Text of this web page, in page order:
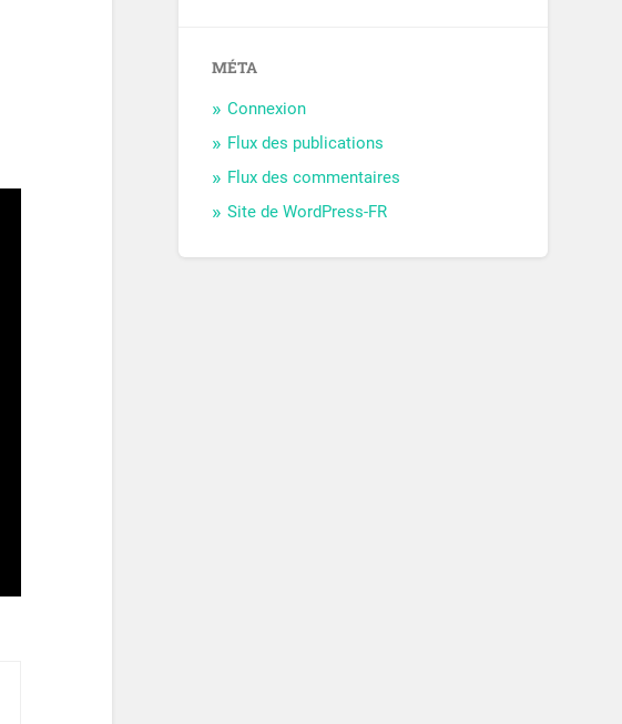
MÉTA
Connexion
Flux des publications
Flux des commentaires
Site de WordPress-FR